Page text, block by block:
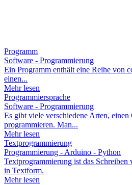
Programm
Software - Programmierung
Ein Programm enthält eine Reihe von
einen...
Mehr lesen
Programmiersprache
Software - Programmierung
Es gibt viele verschiedene Arten, einen
programmieren. Man...
Mehr lesen
Textprogrammierung
Programmierung - Arduino - Python
Textprogrammierung ist das Schreiben
in Textform.
Mehr lesen